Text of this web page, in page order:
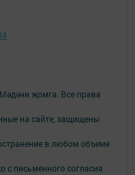
җомга. Все права
на сайте, защищены
в любом объеме
с письменного согласия